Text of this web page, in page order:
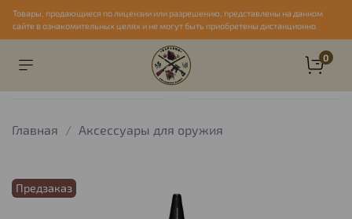
Товары, продающиеся по лицензии или разрешению, представлены на данном
сайте в ознакомительных целях и не могут быть приобретены дистанционно
0
Главная Аксессуары для оружия
Предзаказ